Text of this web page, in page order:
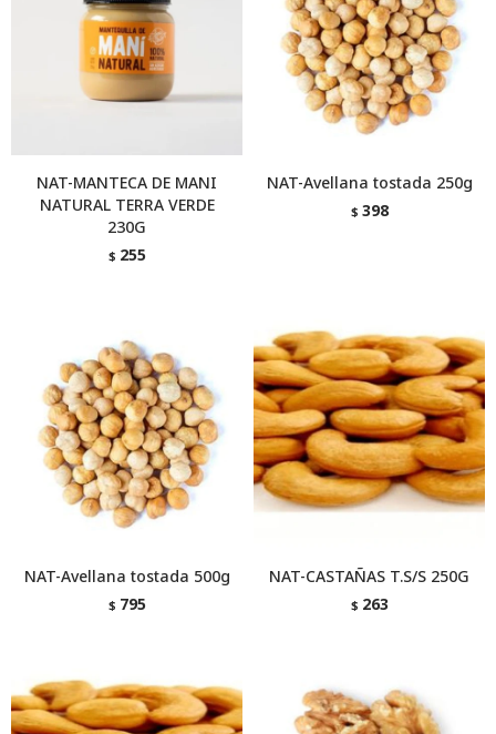
NAT-MANTECA DE MANI
NATURAL TERRA VERDE
230G
$ 255
NAT-Avellana tostada 250g
$ 398
NAT-Avellana tostada 500g
$ 795
NAT-CASTAÑAS T.S/S 250G
$ 263